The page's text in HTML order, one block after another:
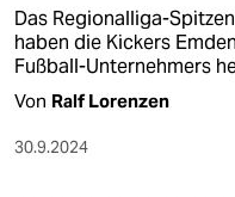
Das Regionalliga-
haben die Kickers
Fußball-Unternehmers
Von Ralf Lorenzen
30.9.2024